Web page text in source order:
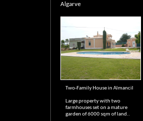
Algarve
Two-Family House in Almancil
Large property with two
farmhouses set on a mature
garden of 6000 sqm of land..